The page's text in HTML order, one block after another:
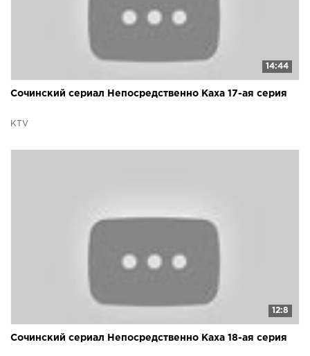
14:44
Сочинский сериал Непосредственно Каха 17-ая серия
KTV
12:8
Сочинский сериал Непосредственно Каха 18-ая серия